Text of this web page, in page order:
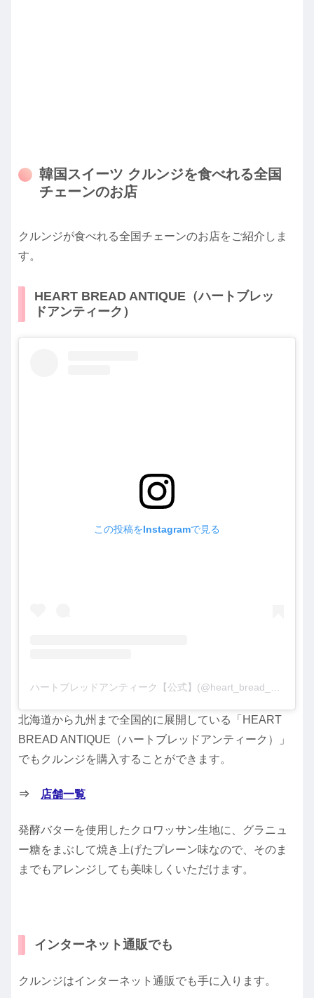
韓国スイーツ クルンジを食べれる全国
チェーンのお店
クルンジが食べれる全国チェーンのお店をご紹介しま
す。
HEART BREAD ANTIQUE（ハートブレッ
ドアンティーク）
この投稿をInstagramで見る
北海道から九州まで全国的に展開している「HEART
BREAD ANTIQUE（ハートブレッドアンティーク）」
でもクルンジを購入することができます。
⇒ 店舗一覧
発酵バターを使用したクロワッサン生地に、グラニュ
ー糖をまぶして焼き上げたプレーン味なので、そのま
までもアレンジしても美味しくいただけます。
インターネット通販でも
クルンジはインターネット通販でも手に入ります。